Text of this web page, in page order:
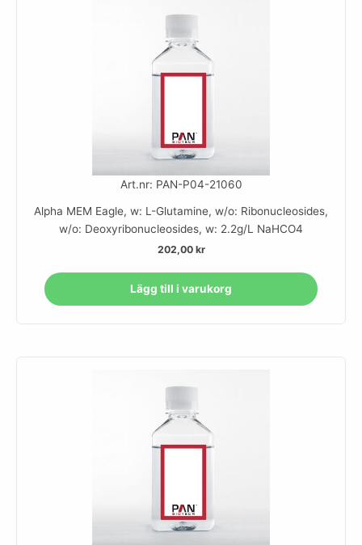
Art.nr: PAN-P04-21060
Alpha MEM Eagle, w: L-Glutamine, w/o: Ribonucleosides,
w/o: Deoxyribonucleosides, w: 2.2g/L NaHCO4
202,00 kr
Lägg till i varukorg